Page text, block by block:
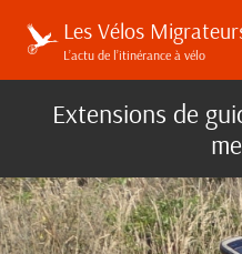
Les Vélos
L’actu de l’itinérance à vélo
Extensions de